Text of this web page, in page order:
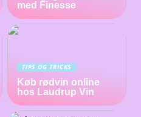
med Finesse
TIPS OG TRICKS
Køb rødvin online
hos Laudrup Vin